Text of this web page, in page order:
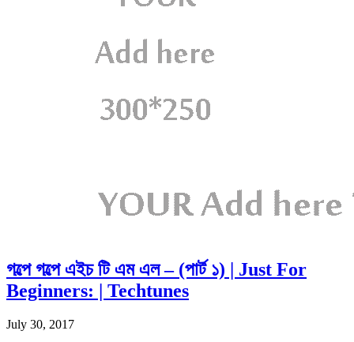
গল্পে গল্পে এইচ টি এম এল – (পার্ট ১) | Just For
Beginners: | Techtunes
July 30, 2017